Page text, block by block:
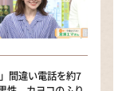
間違い電話を約7